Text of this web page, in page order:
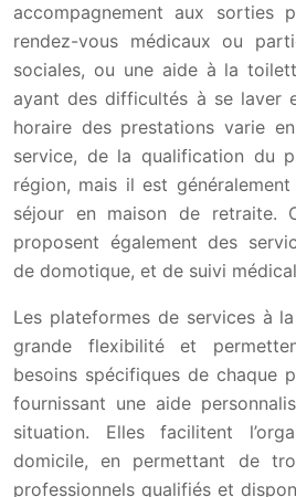
accompagnement aux sorties
rendez-vous médicaux ou
sociales, ou une aide à la
ayant des difficultés à se laver
horaire des prestations varie
service, de la qualification du
région, mais il est
séjour en maison de retraite.
proposent également des
de domotique, et de suivi
Les plateformes de services à
grande flexibilité et
besoins spécifiques de chaque
fournissant une aide
situation. Elles facilitent
domicile, en permettant de
professionnels qualifiés et